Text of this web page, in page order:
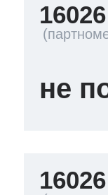
16026
не
16026